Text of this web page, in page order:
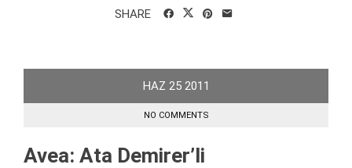
SHARE
HAZ 25 2011
NO COMMENTS
Avea: Ata Demirer’li